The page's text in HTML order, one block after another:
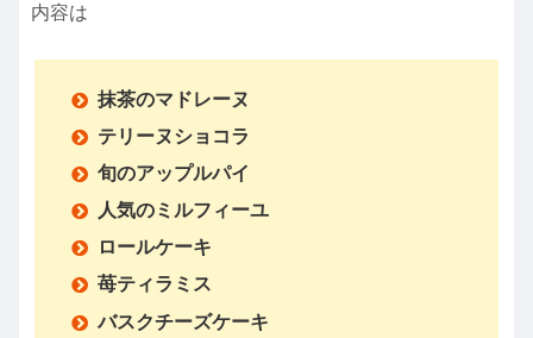
内容は
抹茶のマドレーヌ
テリーヌショコラ
旬のアップルパイ
人気のミルフィーユ
ロールケーキ
苺ティラミス
バスクチーズケーキ